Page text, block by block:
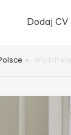
Dodaj CV